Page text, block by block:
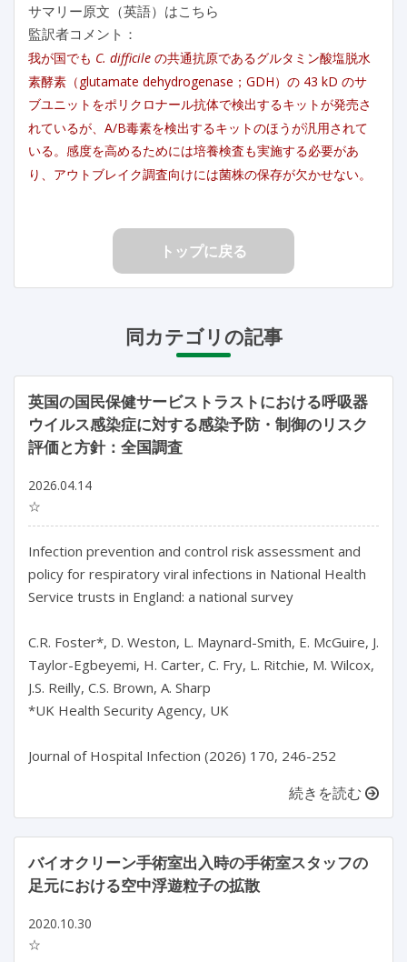
サマリー原文（英語）はこちら
監訳者コメント：
我が国でも C. difficile の共通抗原であるグルタミン酸塩脱水
素酵素（glutamate dehydrogenase；GDH）の 43 kD のサ
ブユニットをポリクロナール抗体で検出するキットが発売さ
れているが、A/B毒素を検出するキットのほうが汎用されて
いる。感度を高めるためには培養検査も実施する必要があ
り、アウトブレイク調査向けには菌株の保存が欠かせない。
トップに戻る
同カテゴリの記事
英国の国民保健サービストラストにおける呼吸器
ウイルス感染症に対する感染予防・制御のリスク
評価と方針：全国調査
2026.04.14
☆
Infection prevention and control risk assessment and
policy for respiratory viral infections in National Health
Service trusts in England: a national survey
C.R. Foster*, D. Weston, L. Maynard-Smith, E. McGuire, J.
Taylor-Egbeyemi, H. Carter, C. Fry, L. Ritchie, M. Wilcox,
J.S. Reilly, C.S. Brown, A. Sharp
*UK Health Security Agency, UK
続きを読む
バイオクリーン手術室出入時の手術室スタッフの
足元における空中浮遊粒子の拡散
2020.10.30
☆